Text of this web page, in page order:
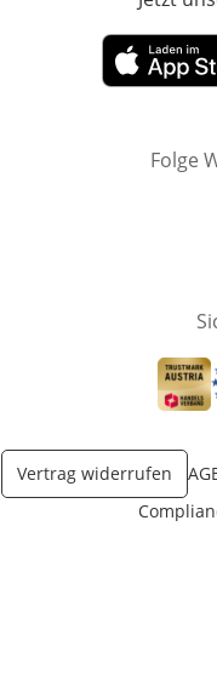
Öffnet in
Folge
Vertrag widerrufen